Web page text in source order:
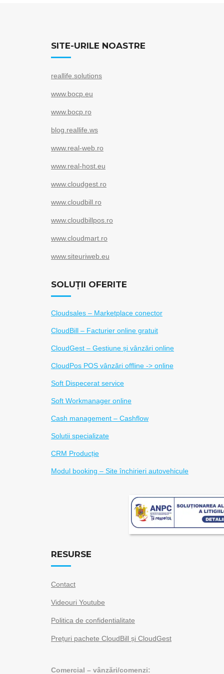
o
k
SITE-URILE NOASTRE
reallife.solutions
www.bocp.eu
www.bocp.ro
blog.reallife.ws
www.real-web.ro
www.real-host.eu
www.cloudgest.ro
www.cloudbill.ro
www.cloudbillpos.ro
www.cloudmart.ro
www.siteuriweb.eu
SOLUȚII OFERITE
Cloudsales – Marketplace conector
CloudBill – Facturier online gratuit
CloudGest – Gestiune și vânzări online
CloudPos POS vânzări offline -> online
Soft Dispecerat service
Soft Workmanager online
Cash management – Cashflow
Solutii specializate
CRM Producție
Modul booking – Site închirieri autovehicule
RESURSE
Contact
Videouri Youtube
Politica de confidentialitate
Prețuri pachete CloudBill și CloudGest
Comercial – vânzări/comenzi: